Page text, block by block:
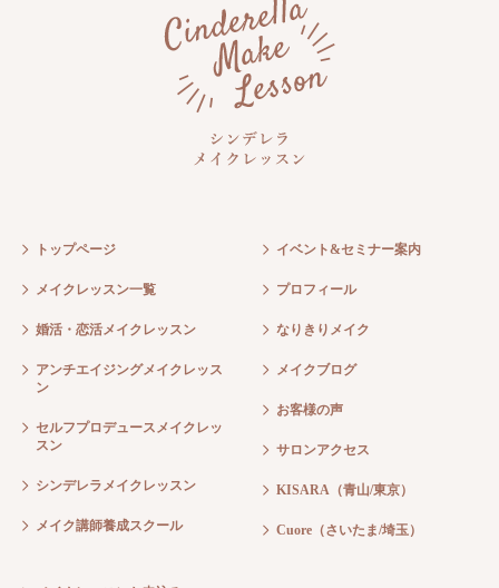
トップページ
メイクレッスン一覧
婚活・恋活メイクレッスン
アンチエイジングメイクレッス
ン
セルフプロデュースメイクレッ
スン
シンデレラメイクレッスン
メイク講師養成スクール
イベント&セミナー案内
プロフィール
なりきりメイク
メイクブログ
お客様の声
サロンアクセス
KISARA（青山/東京）
Cuore（さいたま/埼玉）